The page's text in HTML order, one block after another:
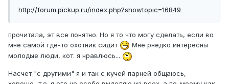
http://forum.pickup.ru/index.php?showtopic=16849
прочитала, эт все понятно. Но я то что могу сделать, если во
мне самой где-то охотник сидит
Мне рнедко интересны
молодые люди, кот. я нравлюсь...
Насчет "с другими" я и так с кучей парней общаюсь,